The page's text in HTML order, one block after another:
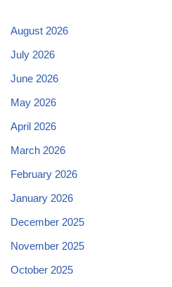
August 2026
July 2026
June 2026
May 2026
April 2026
March 2026
February 2026
January 2026
December 2025
November 2025
October 2025